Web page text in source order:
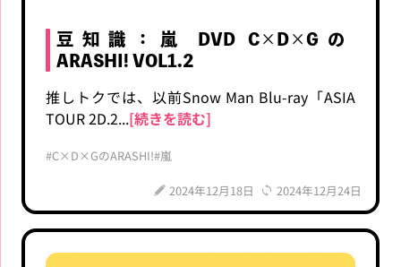
豆知識：嵐 DVD C×D×Gの
ARASHI! VOL1.2
推しトクでは、以前Snow Man Blu-ray「ASIA
TOUR 2D.2...[続きを読む]
#C×D×GのARASHI!#嵐
2024年12月18日 2024年12月24日